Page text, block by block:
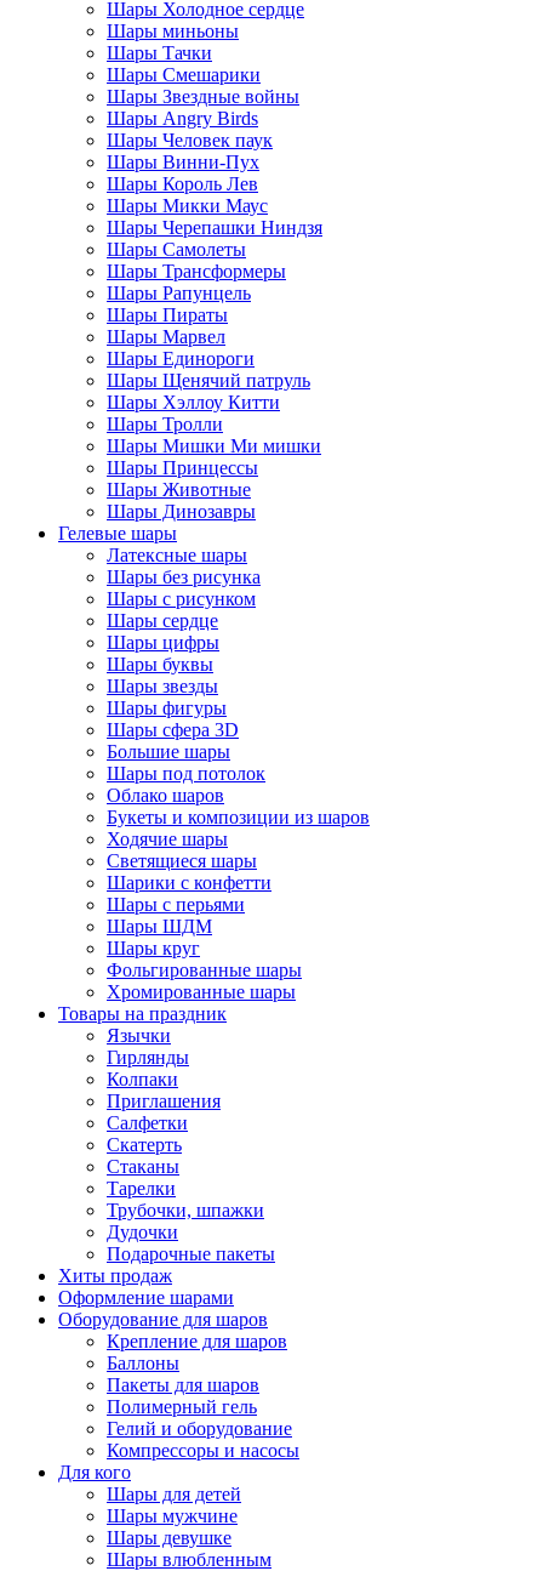
Шары Холодное сердце
Шары миньоны
Шары Тачки
Шары Смешарики
Шары Звездные войны
Шары Angry Birds
Шары Человек паук
Шары Винни-Пух
Шары Король Лев
Шары Микки Маус
Шары Черепашки Ниндзя
Шары Самолеты
Шары Трансформеры
Шары Рапунцель
Шары Пираты
Шары Марвел
Шары Единороги
Шары Щенячий патруль
Шары Хэллоу Китти
Шары Тролли
Шары Мишки Ми мишки
Шары Принцессы
Шары Животные
Шары Динозавры
Гелевые шары
Латексные шары
Шары без рисунка
Шары с рисунком
Шары сердце
Шары цифры
Шары буквы
Шары звезды
Шары фигуры
Шары сфера 3D
Большие шары
Шары под потолок
Облако шаров
Букеты и композиции из шаров
Ходячие шары
Светящиеся шары
Шарики с конфетти
Шары с перьями
Шары ШДМ
Шары круг
Фольгированные шары
Хромированные шары
Товары на праздник
Язычки
Гирлянды
Колпаки
Приглашения
Салфетки
Скатерть
Стаканы
Тарелки
Трубочки, шпажки
Дудочки
Подарочные пакеты
Хиты продаж
Оформление шарами
Оборудование для шаров
Крепление для шаров
Баллоны
Пакеты для шаров
Полимерный гель
Гелий и оборудование
Компрессоры и насосы
Для кого
Шары для детей
Шары мужчине
Шары девушке
Шары влюбленным